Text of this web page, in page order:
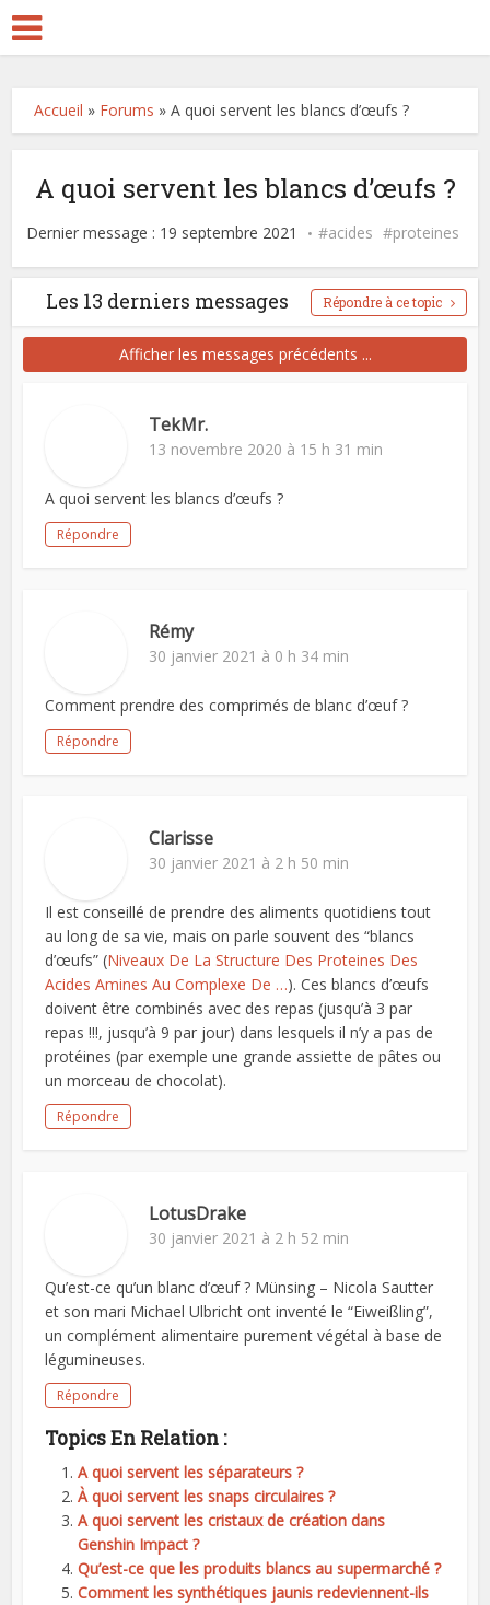
Accueil » Forums »A quoi servent les blancs d’œufs ?
A quoi servent les blancs d’œufs ?
Dernier message : 19 septembre 2021 acides proteines
Les 13 derniers messages Répondre à ce topic
Afficher les messages précédents ...
TekMr.
13 novembre 2020 à 15 h 31 min
A quoi servent les blancs d’œufs ?
Répondre
Rémy
30 janvier 2021 à 0 h 34 min
Comment prendre des comprimés de blanc d’œuf ?
Répondre
Clarisse
30 janvier 2021 à 2 h 50 min
Il est conseillé de prendre des aliments quotidiens tout
au long de sa vie, mais on parle souvent des “blancs
d’œufs” (Niveaux De La Structure Des Proteines Des
Acides Amines Au Complexe De …). Ces blancs d’œufs
doivent être combinés avec des repas (jusqu’à 3 par
repas !!!, jusqu’à 9 par jour) dans lesquels il n’y a pas de
protéines (par exemple une grande assiette de pâtes ou
un morceau de chocolat).
Répondre
LotusDrake
30 janvier 2021 à 2 h 52 min
Qu’est-ce qu’un blanc d’œuf ? Münsing – Nicola Sautter
et son mari Michael Ulbricht ont inventé le “Eiweißling”,
un complément alimentaire purement végétal à base de
légumineuses.
Répondre
Topics En Relation :
A quoi servent les séparateurs ?
À quoi servent les snaps circulaires ?
A quoi servent les cristaux de création dans
Genshin Impact ?
Qu’est-ce que les produits blancs au supermarché ?
Comment les synthétiques jaunis redeviennent-ils